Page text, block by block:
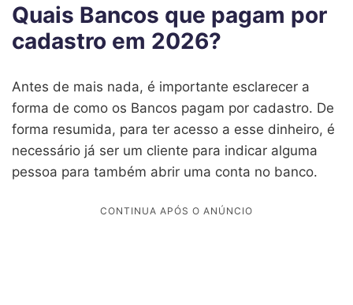
Quais Bancos que pagam por
cadastro em 2026?
Antes de mais nada, é importante esclarecer a
forma de como os Bancos pagam por cadastro. De
forma resumida, para ter acesso a esse dinheiro, é
necessário já ser um cliente para indicar alguma
pessoa para também abrir uma conta no banco.